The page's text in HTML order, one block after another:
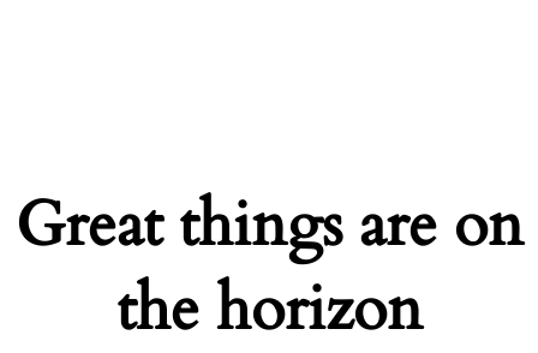
Great things are on
the horizon